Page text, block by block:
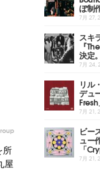
所
屋
ぼ制
7月 27,
スキ
『
決定
7月 24,
リル
デュ
7月 21,
ビー
ュー
「
7月 21,